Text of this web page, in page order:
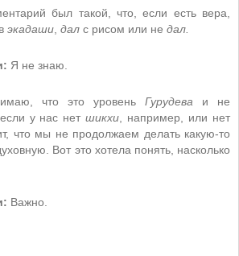
был такой, что, если есть вера,
экадаши дал с рисом или не дал.
Я не знаю.
что это уровень Гурудева и не
у нас нетшикхи , например, или нет
что мы не продолжаем делать какую-то
Вот это хотела понять, насколько
Важно.